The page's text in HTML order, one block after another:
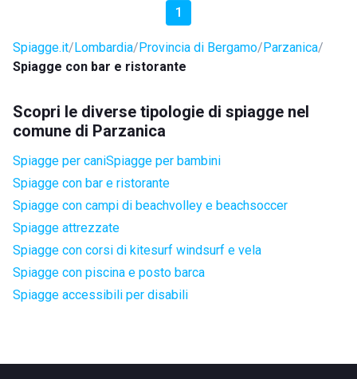
1
Spiagge.it Lombardia Provincia di Bergamo Parzanica
Spiagge con bar e ristorante
Scopri le diverse tipologie di spiagge nel
comune di Parzanica
Spiagge per caniSpiagge per bambini
Spiagge con bar e ristorante
Spiagge con campi di beachvolley e beachsoccer
Spiagge attrezzate
Spiagge con corsi di kitesurf windsurf e vela
Spiagge con piscina e posto barca
Spiagge accessibili per disabili